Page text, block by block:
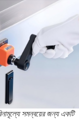
সমন্বয়ের জন্য একটি